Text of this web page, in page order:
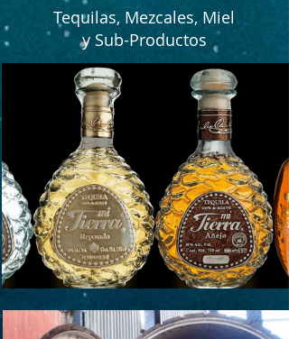
Tequilas, Mezcales, Miel
y Sub-Productos